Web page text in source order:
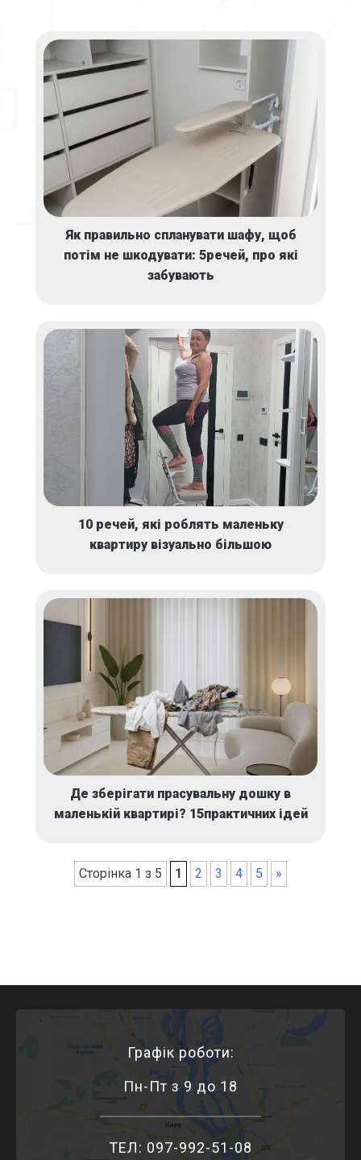
Як правильно спланувати шафу, щоб
потім не шкодувати: 5речей, про які
забувають
10 речей, які роблять маленьку
квартиру візуально більшою
Де зберігати прасувальну дошку в
маленькій квартирі? 15практичних ідей
Сторінка 1 з 5 1 2 3 4 5 »
Графік роботи:
Пн-Пт з 9 до 18
ТЕЛ: 097-992-51-08